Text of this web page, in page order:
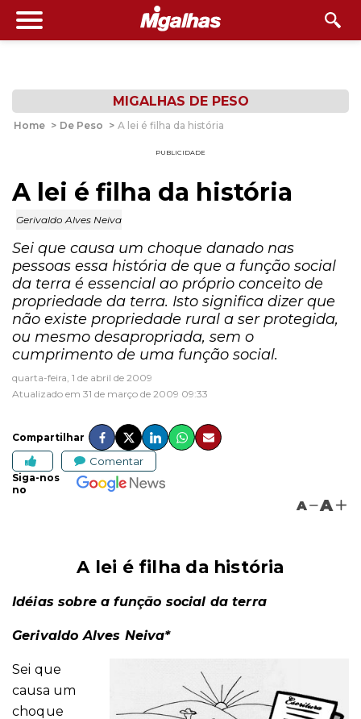
MIGALHAS DE PESO
Home > De Peso > A lei é filha da história
PUBLICIDADE
A lei é filha da história
Gerivaldo Alves Neiva
Sei que causa um choque danado nas
pessoas essa história de que a função social
da terra é essencial ao próprio conceito de
propriedade da terra. Isto significa dizer que
não existe propriedade rural a ser protegida,
ou mesmo desapropriada, sem o
cumprimento de uma função social.
quarta-feira, 1 de abril de 2009
Atualizado em 31 de março de 2009 09:33
Compartilhar
Comentar
Siga-nos
no
A A
A lei é filha da história
Idéias sobre a função social da terra
Gerivaldo Alves Neiva*
Sei que
causa um
choque